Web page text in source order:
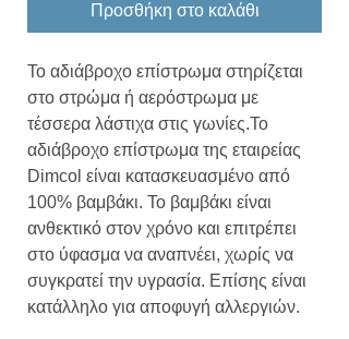
Προσθήκη στο καλάθι
Το αδιάβροχο επίστρωμα στηρίζεται
στο στρώμα ή αερόστρωμα με
τέσσερα λάστιχα στις γωνίες.Το
αδιάβροχο επίστρωμα της εταιρείας
Dimcol είναι κατασκευασμένο από
100% βαμβάκι. Το βαμβάκι είναι
ανθεκτικό στον χρόνο και επιτρέπει
στο ύφασμα να αναπνέει, χωρίς να
συγκρατεί την υγρασία. Επίσης είναι
κατάλληλο για αποφυγή αλλεργιών.